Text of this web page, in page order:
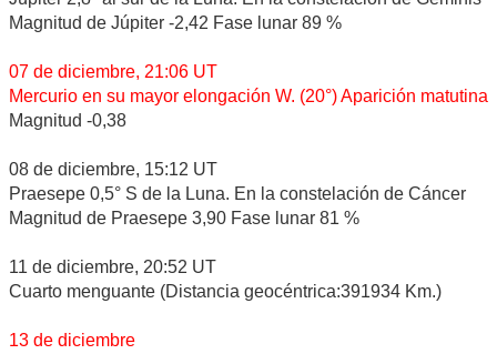
Magnitud de Júpiter -2,42 Fase lunar 89 %
07 de diciembre, 21:06 UT
Mercurio en su mayor elongación W. (20°) Aparición matutina
Magnitud -0,38
08 de diciembre, 15:12 UT
Praesepe 0,5° S de la Luna. En la constelación de Cáncer
Magnitud de Praesepe 3,90 Fase lunar 81 %
11 de diciembre, 20:52 UT
Cuarto menguante (Distancia geocéntrica:391934 Km.)
13 de diciembre